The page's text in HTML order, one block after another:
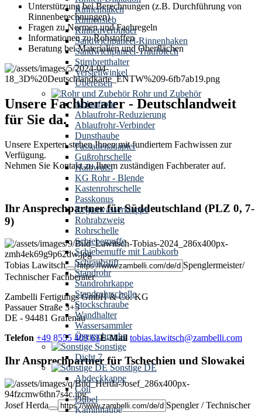
Rinnenhaken
Rinnensieb
Rinnenverbinder
Sandwichpaneel-Rinnenhaken
Sandwichpaneel-Traufblech
Stirnbretthalter
Verstellwinkel
Übereisen
Rohr und Zubehör
Ablaufrohr
Ablaufrohr-Reduzierung
Ablaufrohr-Verbinder
Dunsthaube
Fassadenadapter
Gußrohrschelle
Halbwulst
KG Rohr - Blende
Kastenrohrschelle
Passkonus
Regenwasserklappe
Rohrabzweig
Rohrschelle
Schiebemuffe
Schiebemuffe mit Laubkorb
Schraubstift
Standrohr
Standrohrkappe
Standrohrschelle
Stockschraube
Wandhalter
Wassersammler
Ösenschraube
Sonstige
Dicht 7
Sonstige DE
Abdeckkappe
Coil
Dübel
Kaminhaube
Unterstützung bei Berechnungen (z.B. Durchführung von
Rinnenberechnungen)
Fragen zu Normen und Fachregeln
Informationen zu Rohstoffen
Beratung bei Materialien und Oberflächen
Unsere Fachberater - Deutschlandweit
für Sie da.
Unsere Experten stehen Ihnen mit fundiertem Fachwissen zur
Verfügung.
Nehmen Sie Kontakt zu Ihrem zuständigen Fachberater auf.
Ihr Ansprechpartner für Süddeutschland (PLZ 0, 7-
9)
Tobias Lawitsch
Spenglermeister/
Technischer Fachberater
Zambelli Fertigungs GmbH & Co. KG
Passauer Straße 3+5
DE - 94481 Grafenau
Telefon +49 8555 409 61E-Mail tobias.lawitsch@zambelli.com
Ihr Ansprechpartner für Tschechien und Slowakei
Josef Herda
Spengler / Technischer